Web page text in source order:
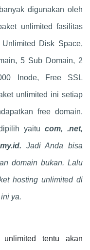
digunakan oleh
unlimited fasilitas
Disk Space,
5 Sub Domain, 2
Inode, Free SSL
unlimited ini setiap
free domain.
yaitucom, .net,
Jadi Anda bisa
domain bukan. Lalu
hosting unlimited di
ya.
tentu akan